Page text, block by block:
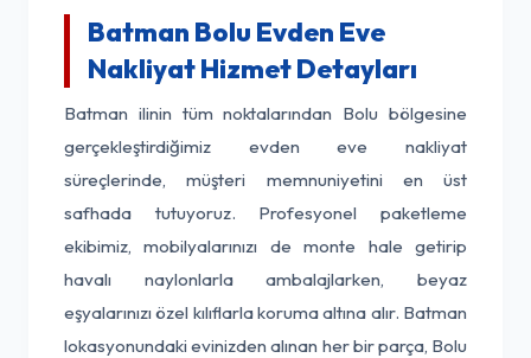
Batman Bolu Evden Eve
Nakliyat Hizmet Detayları
Batman ilinin tüm noktalarından Bolu bölgesine
gerçekleştirdiğimiz evden eve nakliyat
süreçlerinde, müşteri memnuniyetini en üst
safhada tutuyoruz. Profesyonel paketleme
ekibimiz, mobilyalarınızı de monte hale getirip
havalı naylonlarla ambalajlarken, beyaz
eşyalarınızı özel kılıflarla koruma altına alır. Batman
lokasyonundaki evinizden alınan her bir parça, Bolu